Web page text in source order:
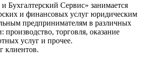
Сервис» занимается
и финансовых услуг юридическим
предпринимателям в различных
производство, торговля, оказание
услуг и прочее.
клиентов.